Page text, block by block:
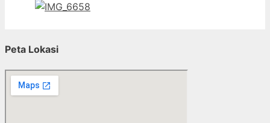
Peta Lokasi